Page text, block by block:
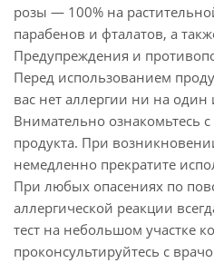
розы — 100% на
парабенов и фталатов, а
Предупреждения и
Перед использованием
вас нет аллергии ни на
Внимательно ознакомьтесь с
продукта. При
немедленно прекратите
При любых опасениях по
аллергической реакции
тест на небольшом участке
проконсультируйтесь с